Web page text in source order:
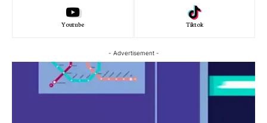
Youtube Tiktok
- Advertisement -